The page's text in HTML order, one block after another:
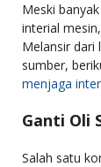
Meski
interial
Melansir dari
sumber,
menjaga
Ganti Oli
Salah satu